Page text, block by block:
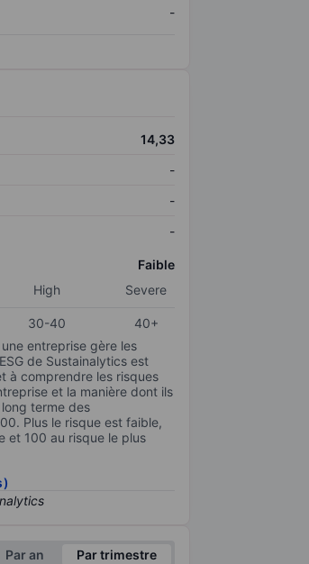
-
14,33
-
-
-
Faible
High Severe
30-40
40+
entreprise gère les
de Sustainalytics est
à comprendre les risques
et la manière dont ils
terme des
Plus le risque est faible,
et 100 au risque le plus
Par an Par trimestre